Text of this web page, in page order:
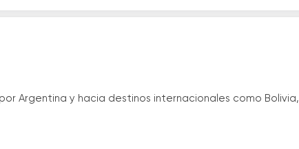
Argentina y hacia destinos internacionales como Bolivia,